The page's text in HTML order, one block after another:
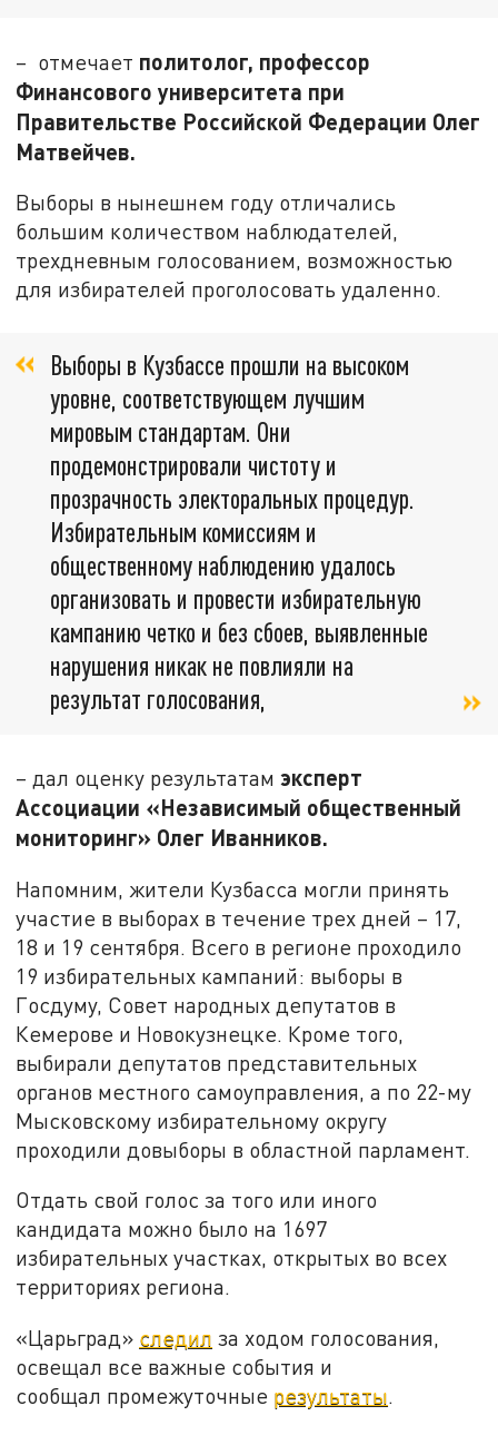
– отмечает политолог, профессор
Финансового университета при
Правительстве Российской Федерации Олег
Матвейчев.
Выборы в нынешнем году отличались
большим количеством наблюдателей,
трехдневным голосованием, возможностью
для избирателей проголосовать удаленно.
Выборы в Кузбассе прошли на высоком
уровне, соответствующем лучшим
мировым стандартам. Они
продемонстрировали чистоту и
прозрачность электоральных процедур.
Избирательным комиссиям и
общественному наблюдению удалось
организовать и провести избирательную
кампанию четко и без сбоев, выявленные
нарушения никак не повлияли на
результат голосования,
– дал оценку результатамэксперт
Ассоциации «Независимый общественный
мониторинг» Олег Иванников.
Напомним, жители Кузбасса могли принять
участие в выборах в течение трех дней – 17,
18 и 19 сентября. Всего в регионе проходило
19 избирательных кампаний: выборы в
Госдуму, Совет народных депутатов в
Кемерове и Новокузнецке. Кроме того,
выбирали депутатов представительных
органов местного самоуправления, а по 22-му
Мысковскому избирательному округу
проходили довыборы в областной парламент.
Отдать свой голос за того или иного
кандидата можно было на 1697
избирательных участках, открытых во всех
территориях региона.
«Царьград» следил за ходом голосования,
освещал все важные события и
сообщал промежуточные результаты.